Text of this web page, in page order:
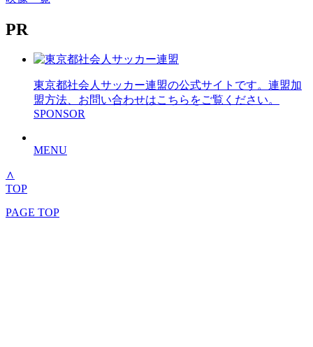
PR
東京都社会人サッカー連盟の公式サイトです。連盟加
盟方法、お問い合わせはこちらをご覧ください。
SPONSOR
MENU
∧
TOP
PAGE TOP